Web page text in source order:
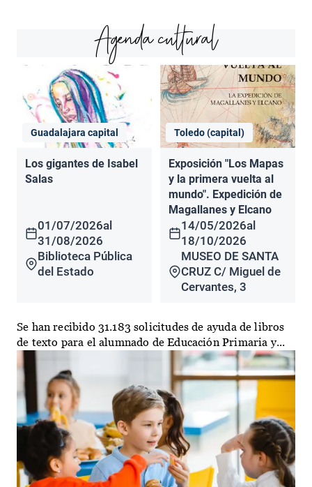
Agenda cultural
Guadalajara capital
Los gigantes de Isabel
Salas
01/07/2026al
31/08/2026
Biblioteca Pública
del Estado
Toledo (capital)
Exposición "Los Mapas
y la primera vuelta al
mundo". Expedición de
Magallanes y Elcano
14/05/2026al
18/10/2026
MUSEO DE SANTA
CRUZ C/ Miguel de
Cervantes, 3
Se han recibido 31.183 solicitudes de ayuda de libros
de texto para el alumnado de Educación Primaria y...